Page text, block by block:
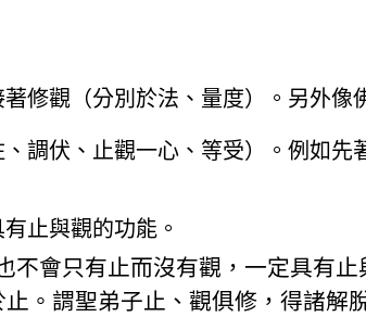
修觀（分別於法、量度）。另外像
調伏、止觀一心、等受）。例如先
止與觀的功能。
會只有止而沒有觀，一定具有止
。謂聖弟子止、觀俱修，得諸解脫